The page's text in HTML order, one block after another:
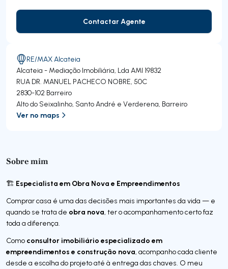
Sobre mim
🏗️ Especialista em Obra Nova e Empreendimentos
Comprar casa é uma das decisões mais importantes da vida — e
quando se trata de obra nova, ter o acompanhamento certo faz
toda a diferença.
Como consultor imobiliário especializado em
empreendimentos e construção nova, acompanho cada cliente
desde a escolha do projeto até à entrega das chaves. O meu
Contactar Agente
Contactar Agente
RE/MAX Alcateia
Alcateia - Mediação Imobiliária, Lda AMI 19832
RUA DR. MANUEL PACHECO NOBRE, 50C
2830-102 Barreiro
Alto do Seixalinho, Santo André e Verderena, Barreiro
Ver no maps